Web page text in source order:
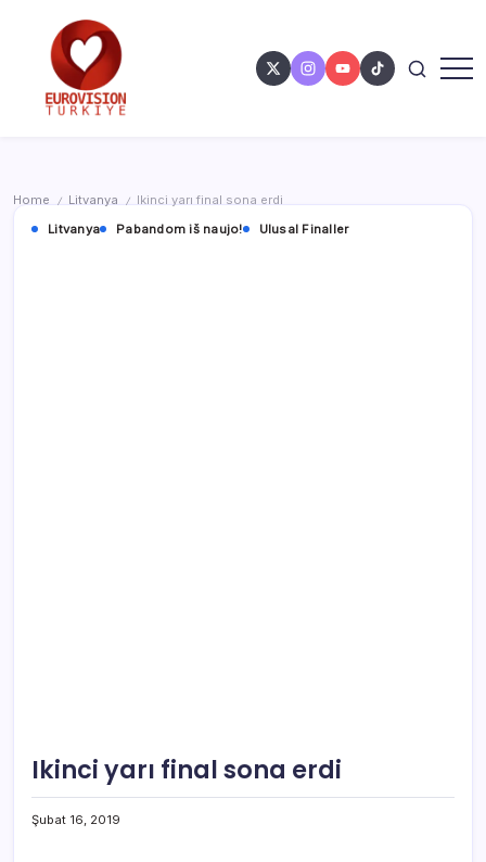
Home / Litvanya /
Ikinci yarı final sona erdi
Litvanya
Pabandom iš naujo! Ulusal Finaller
Ikinci yarı final sona erdi
Şubat 16, 2019